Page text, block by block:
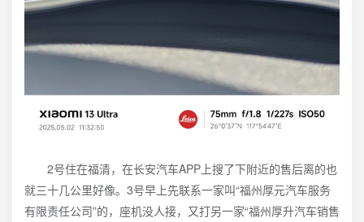
2号住在福清，在长安汽车APP上搜了下附近的售后离的也
就三十几公里好像。3号早上先联系一家叫“福州厚元汽车服务
有限责任公司”的，座机没人接，又打另一家“福州厚升汽车销售